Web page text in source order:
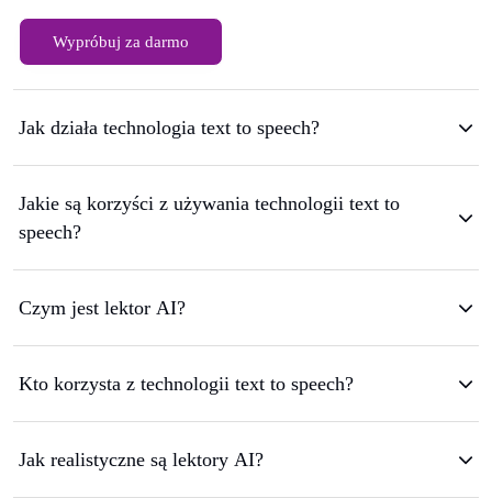
Wypróbuj za darmo
Jak działa technologia text to speech?
Jakie są korzyści z używania technologii text to
speech?
Czym jest lektor AI?
Kto korzysta z technologii text to speech?
Jak realistyczne są lektory AI?